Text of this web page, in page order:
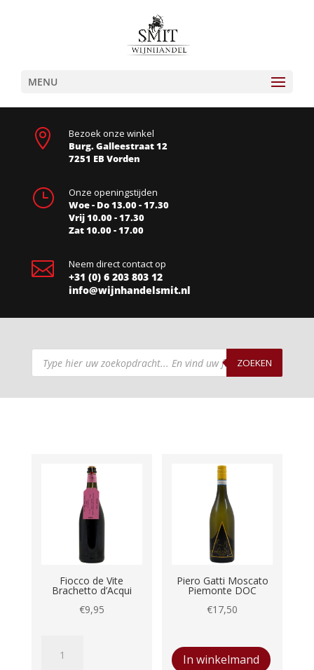
MENU

Bezoek onze winkel
Burg. Galleestraat 12
7251 EB Vorden
}
Onze openingstijden
Woe - Do 13.00 - 17.30
Vrij 10.00 - 17.30
Zat 10.00 - 17.00
 Neem direct contact op
+31 (0) 6 203 803 12
info@wijnhandelsmit.nl
Producten
zoeken ZOEKEN
Fiocco de Vite
Brachetto d’Acqui
€9,95
Piero Gatti Moscato
Piemonte DOC
€17,50
Piero
GattiIn winkelmand